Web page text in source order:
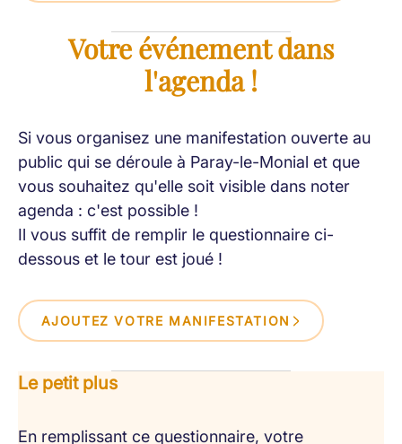
Votre événement dans
l'agenda !
Si vous organisez une manifestation ouverte au
public qui se déroule à Paray-le-Monial et que
vous souhaitez qu'elle soit visible dans noter
agenda : c'est possible !
Il vous suffit de remplir le questionnaire ci-
dessous et le tour est joué !
AJOUTEZ VOTRE MANIFESTATION
Le petit plus
En remplissant ce questionnaire, votre